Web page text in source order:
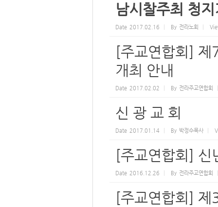
남시찰주최 청
Date 2017.02.16 By 전라노회
[주교연합회] 제
개최 안내
Date 2017.02.02 By 전라주교연합회
신 광 교 회
Date 2017.01.14 By 박정수목사
[주교연합회] 신
Date 2016.12.26 By 전라주교연합회
[주교연합회] 제